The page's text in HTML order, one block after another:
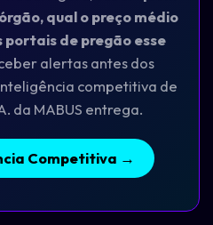
qual o preço médio
de pregão esse
alertas antes dos
competitiva de
da MABUS entrega.
Competitiva →